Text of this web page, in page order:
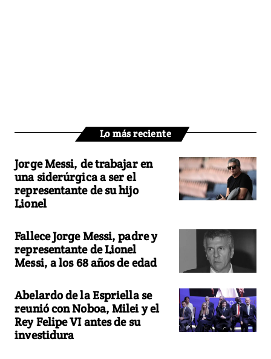
Lo más reciente
Jorge Messi, de trabajar en
una siderúrgica a ser el
representante de su hijo
Lionel
Fallece Jorge Messi, padre y
representante de Lionel
Messi, a los 68 años de edad
Abelardo de la Espriella se
reunió con Noboa, Milei y el
Rey Felipe VI antes de su
investidura